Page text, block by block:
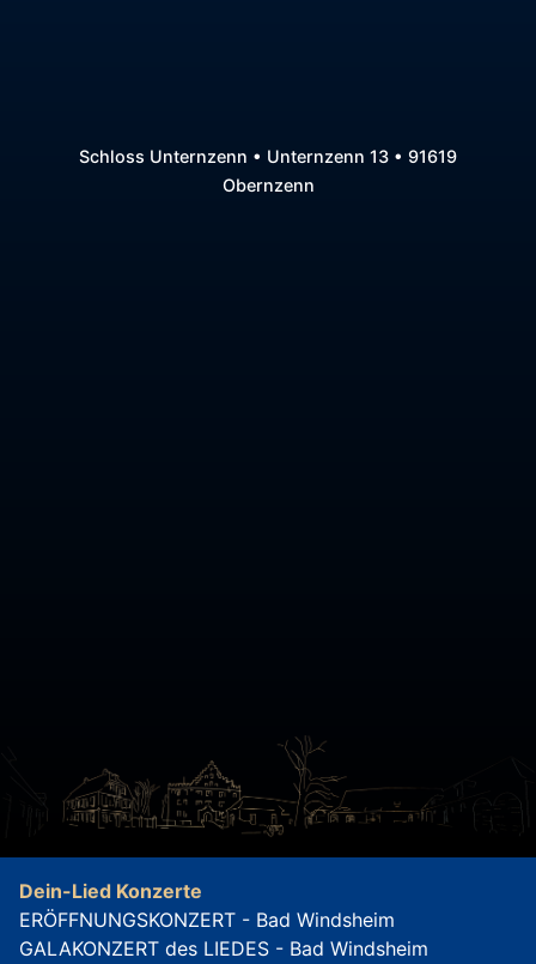
Schloss Unternzenn • Unternzenn 13 • 91619
Obernzenn
Dein-Lied Konzerte
ERÖFFNUNGSKONZERT - Bad Windsheim
GALAKONZERT des LIEDES - Bad Windsheim